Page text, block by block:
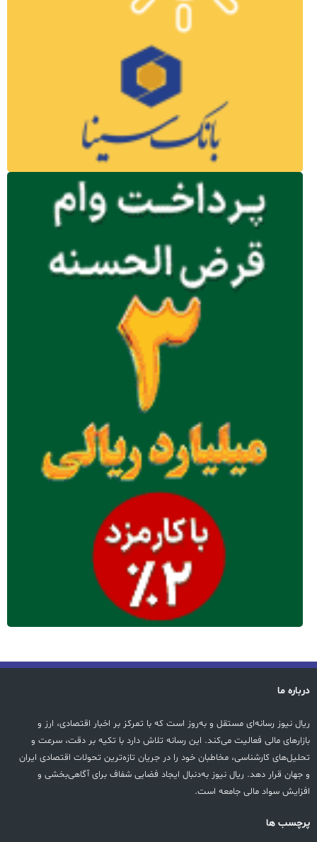
درباره ما
ریال نیوز رسانه‌ای مستقل و به‌روز است که با تمرکز بر اخبار اقتصادی، ارز و
بازارهای مالی فعالیت می‌کند. این رسانه تلاش دارد با تکیه بر دقت، سرعت و
تحلیل‌های کارشناسی، مخاطبان خود را در جریان تازه‌ترین تحولات اقتصادی ایران
و جهان قرار دهد. ریال نیوز به‌دنبال ایجاد فضایی شفاف برای آگاهی‌بخشی و
افزایش سواد مالی جامعه است.
پرچسب ها